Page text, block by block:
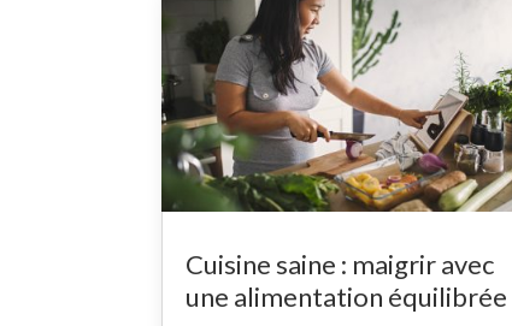
Cuisine saine : maigrir avec
une alimentation équilibrée